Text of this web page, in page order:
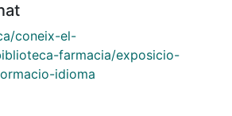
coneix-el-
farmacia/exposicio-
idioma